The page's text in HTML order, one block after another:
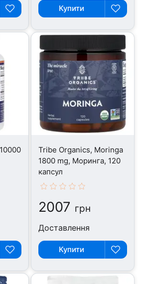
Купити
Tribe Organics, Moringa
1800 mg, Моринга, 120
капсул
2007 грн
Доставлення
Купити